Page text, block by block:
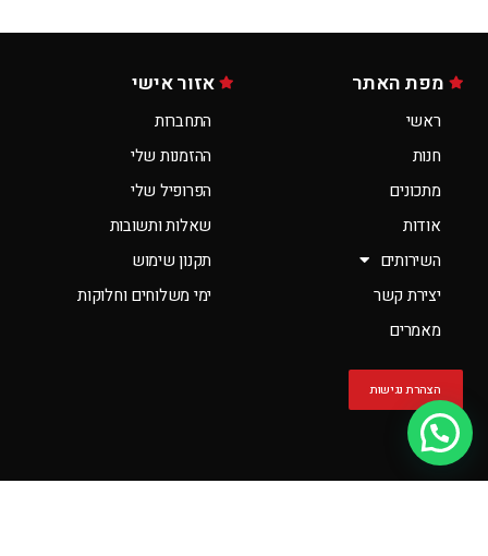
מפת האתר
ראשי
חנות
מתכונים
אודות
השירותים
יצירת קשר
מאמרים
הצהרת נגישות
אזור אישי
התחברות
ההזמנות שלי
הפרופיל שלי
שאלות ותשובות
תקנון שימוש
ימי משלוחים וחלוקות